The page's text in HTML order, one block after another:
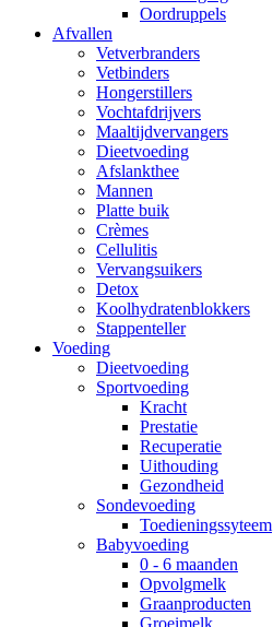
Oordruppels
Afvallen
Vetverbranders
Vetbinders
Hongerstillers
Vochtafdrijvers
Maaltijdvervangers
Dieetvoeding
Afslankthee
Mannen
Platte buik
Crèmes
Cellulitis
Vervangsuikers
Detox
Koolhydratenblokkers
Stappenteller
Voeding
Dieetvoeding
Sportvoeding
Kracht
Prestatie
Recuperatie
Uithouding
Gezondheid
Sondevoeding
Toedieningssyteem
Babyvoeding
0 - 6 maanden
Opvolgmelk
Graanproducten
Groeimelk